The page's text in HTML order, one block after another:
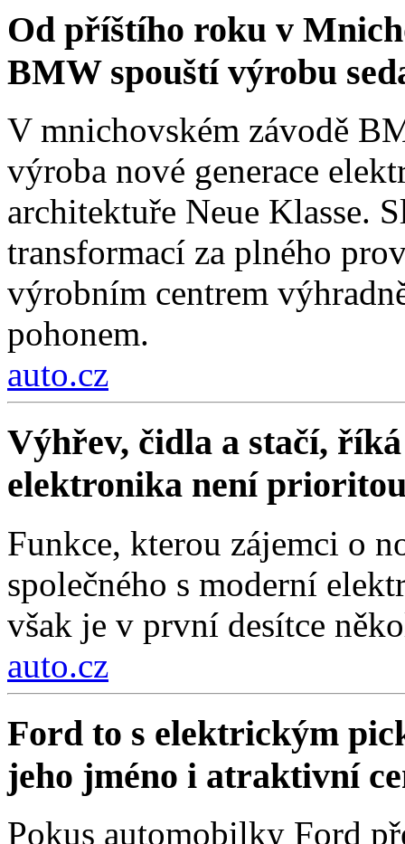
Od příštího roku v
BMW spouští výrobu
V mnichovském závodě
výroba nové generace
architektuře Neue Klasse.
transformací za plného
výrobním centrem
pohonem.
auto.cz
Výhřev, čidla a stačí,
elektronika není
Funkce, kterou zájemci o
společného s moderní
však je v první desítce
auto.cz
Ford to s elektrickým
jeho jméno i atraktivní
Pokus automobilky Ford